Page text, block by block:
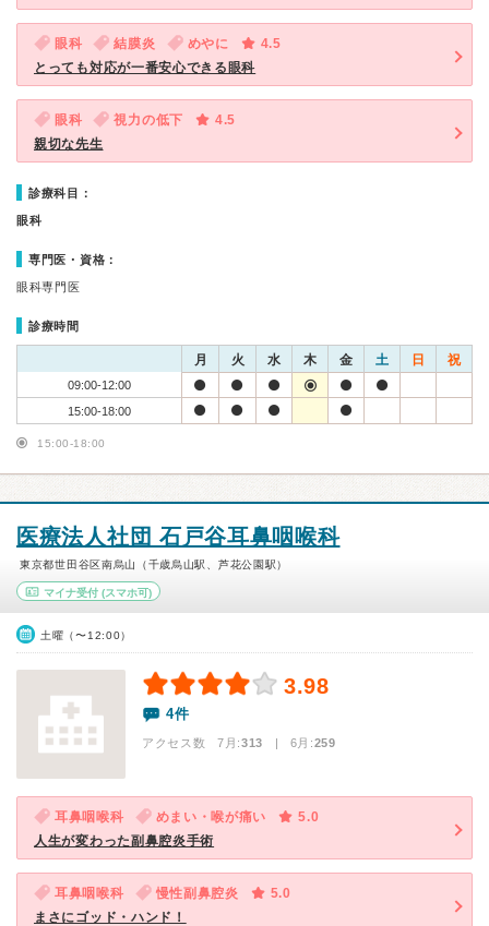
眼科 結膜炎 めやに
4.5
とっても対応が一番安心できる眼科
眼科 視力の低下
4.5
親切な先生
診療科目：
眼科
専門医・資格：
眼科専門医
診療時間
月 火 水 木 金 土 日 祝
09:00-12:00
15:00-18:00
15:00-18:00
医療法人社団 石戸谷耳鼻咽喉科
東京都世田谷区南烏山（千歳烏山駅、芦花公園駅）
マイナ受付 (スマホ可)
土曜（〜12:00）
3.98
4件
アクセス数 7月:313 | 6月:259
耳鼻咽喉科 めまい・喉が痛い
5.0
人生が変わった副鼻腔炎手術
耳鼻咽喉科 慢性副鼻腔炎
5.0
まさにゴッド・ハンド！